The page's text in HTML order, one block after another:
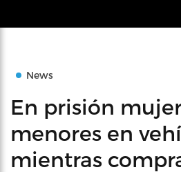
News
En prisión
menores en
mientras